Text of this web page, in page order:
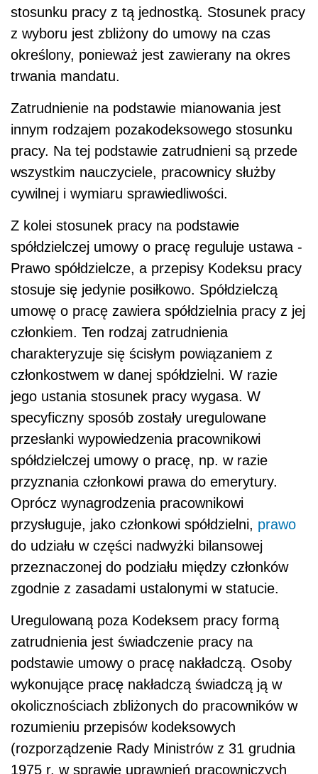
stosunku pracy z tą jednostką. Stosunek pracy
z wyboru jest zbliżony do umowy na czas
określony, ponieważ jest zawierany na okres
trwania mandatu.
Zatrudnienie na podstawie mianowania jest
innym rodzajem pozakodeksowego stosunku
pracy. Na tej podstawie zatrudnieni są przede
wszystkim nauczyciele, pracownicy służby
cywilnej i wymiaru sprawiedliwości.
Z kolei stosunek pracy na podstawie
spółdzielczej umowy o pracę reguluje ustawa -
Prawo spółdzielcze, a przepisy Kodeksu pracy
stosuje się jedynie posiłkowo. Spółdzielczą
umowę o pracę zawiera spółdzielnia pracy z jej
członkiem. Ten rodzaj zatrudnienia
charakteryzuje się ścisłym powiązaniem z
członkostwem w danej spółdzielni. W razie
jego ustania stosunek pracy wygasa. W
specyficzny sposób zostały uregulowane
przesłanki wypowiedzenia pracownikowi
spółdzielczej umowy o pracę, np. w razie
przyznania członkowi prawa do emerytury.
Oprócz wynagrodzenia pracownikowi
przysługuje, jako członkowi spółdzielni, prawo
do udziału w części nadwyżki bilansowej
przeznaczonej do podziału między członków
zgodnie z zasadami ustalonymi w statucie.
Uregulowaną poza Kodeksem pracy formą
zatrudnienia jest świadczenie pracy na
podstawie umowy o pracę nakładczą. Osoby
wykonujące pracę nakładczą świadczą ją w
okolicznościach zbliżonych do pracowników w
rozumieniu przepisów kodeksowych
(rozporządzenie Rady Ministrów z 31 grudnia
1975 r. w sprawie uprawnień pracowniczych